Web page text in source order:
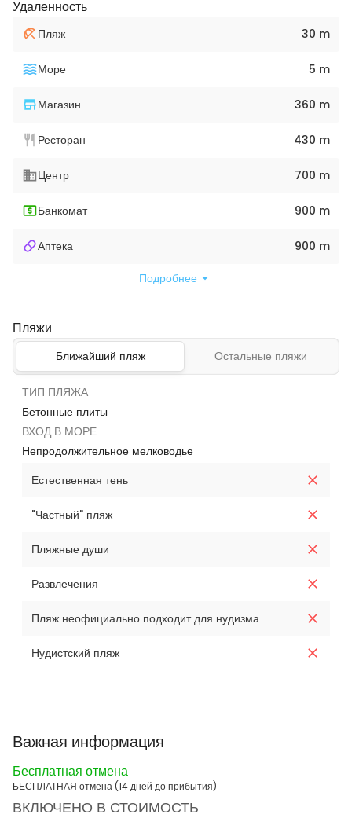
Удаленность
Пляж 30 m
Море 5 m
Магазин 360 m
Ресторан 430 m
Центр 700 m
Банкомат 900 m
Аптека 900 m
Подробнее
Пляжи
Ближайший пляж Остальные пляжи
ТИП ПЛЯЖА
Бетонные плиты
ВХОД В МОРЕ
Непродолжительное мелководье
Естественная тень
"Частный" пляж
Пляжные души
Развлечения
Пляж неофициально подходит для нудизма
Нудистский пляж
Важная информация
Бесплатная отмена
БЕСПЛАТНАЯ отмена (14 дней до прибытия)
ВКЛЮЧЕНО В СТОИМОСТЬ